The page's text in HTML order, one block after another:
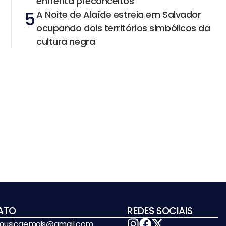
5A Noite de Alaíde estreia em Salvador
ocupando dois territórios simbólicos da
cultura negra
REDES SOCIAIS